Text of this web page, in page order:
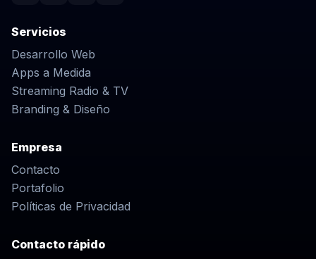
Servicios
Desarrollo Web
Apps a Medida
Streaming Radio & TV
Branding & Diseño
Empresa
Contacto
Portafolio
Políticas de Privacidad
Contacto rápido